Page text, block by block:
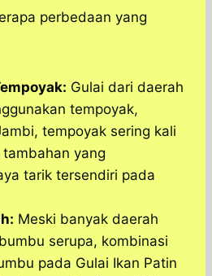
perbedaan yang
Gulai dari daerah
tempoyak,
tempoyak sering kali
yang
tarik tersendiri pada
Meski banyak daerah
serupa, kombinasi
pada Gulai Ikan Patin